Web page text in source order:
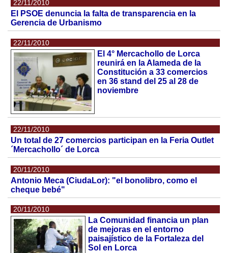
22/11/2010
El PSOE denuncia la falta de transparencia en la
Gerencia de Urbanismo
22/11/2010
El 4° Mercachollo de Lorca
reunirá en la Alameda de la
Constitución a 33 comercios
en 36 stand del 25 al 28 de
noviembre
22/11/2010
Un total de 27 comercios participan en la Feria Outlet
´Mercachollo´ de Lorca
20/11/2010
Antonio Meca (CiudaLor): "el bonolibro, como el
cheque bebé"
20/11/2010
La Comunidad financia un plan
de mejoras en el entorno
paisajístico de la Fortaleza del
Sol en Lorca